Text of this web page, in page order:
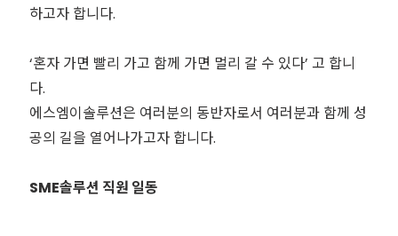
하고자 합니다.
‘혼자 가면 빨리 가고 함께 가면 멀리 갈 수 있다’ 고 합니
다.
에스엠이솔루션은 여러분의 동반자로서 여러분과 함께 성
공의 길을 열어나가고자 합니다.
SME솔루션 직원 일동